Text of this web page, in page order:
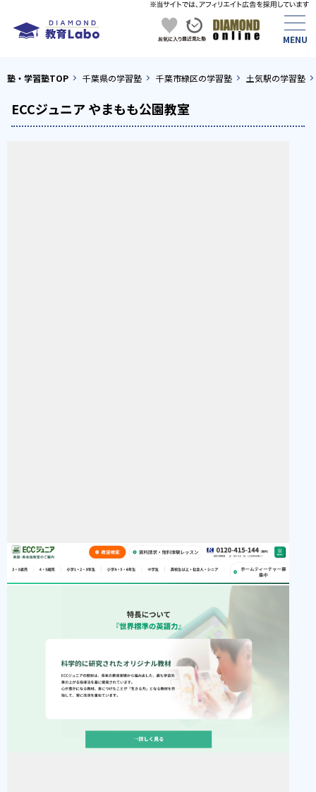
塾・学習塾TOP 千葉県の学習塾 千葉市緑区の学習塾 土気駅の学習塾
ECCジュニア やまもも公園教室